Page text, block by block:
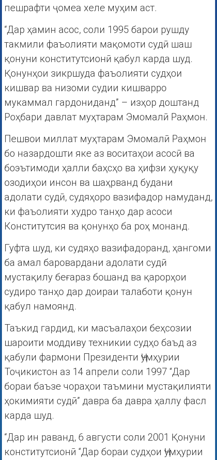
пешрафти ҷомеа хеле муҳим аст.
“Дар ҳамин асос, соли 1995 барои рушду
такмили фаъолияти мақомоти судӣ шаш
қонуни конститутсионӣ қабул карда шуд.
Қонунҳои зикршуда фаъолияти судҳои
кишвар ва низоми судии кишварро
мукаммал гардониданд” – изҳор доштанд
Роҳбари давлат муҳтарам Эмомалӣ Раҳмон.
Пешвои миллат муҳтарам Эмомалӣ Раҳмон
бо назардошти яке аз воситаҳои асосӣ ва
боэътимоди ҳалли баҳсҳо ва ҳифзи ҳуқуқу
озодиҳои инсон ва шаҳрванд будани
адолати судӣ, судяҳоро вазифадор намуданд,
ки фаъолияти худро танҳо дар асоси
Конститутсия ва қонунҳо ба роҳ монанд.
Гуфта шуд, ки судяҳо вазифадоранд, ҳангоми
ба амал баровардани адолати судӣ
мустақилу беғараз бошанд ва қарорҳои
судиро танҳо дар доираи талаботи қонун
қабул намоянд.
Таъкид гардид, ки масъалаҳои беҳсозии
шароити моддиву техникии судҳо баъд аз
қабули фармони Президенти Ҷумҳурии
Тоҷикистон аз 14 апрели соли 1997 “Дар
бораи баъзе чораҳои таъмини мустақилияти
ҳокимияти судӣ” давра ба давра ҳаллу фасл
карда шуд.
“Дар ин раванд, 6 августи соли 2001 Қонуни
конститутсионӣ “Дар бораи судҳои Ҷумҳурии